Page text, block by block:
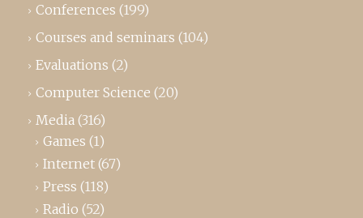
Conferences (199)
Courses and seminars (104)
Evaluations (2)
Computer Science (20)
Media (316)
Games (1)
Internet (67)
Press (118)
Radio (52)